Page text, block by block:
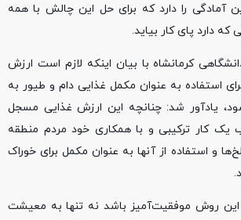
آمادگی را دارد که برای حل این چالش با همه
که دارد پای کار بیاید.
کرمانشاه با بیان اینکه لازم است ارزش
استفاده به عنوان مکمل غذایی دام و طیور به
یادآور شد: چنانچه این ارزش غذایی مسجل
یک کار ترکیبی و با همکاری خود مردم منطقه
و استفاده از آنها به عنوان مکمل برای خوراک
روش موفقیت‌آمیز باشد نه تنها به معیشت